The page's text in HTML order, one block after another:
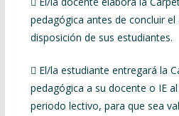
pedagógica antes de concluir
disposición de sus estudiantes.
 El/la estudiante entregará la
pedagógica a su docente o IE
periodo lectivo, para que sea